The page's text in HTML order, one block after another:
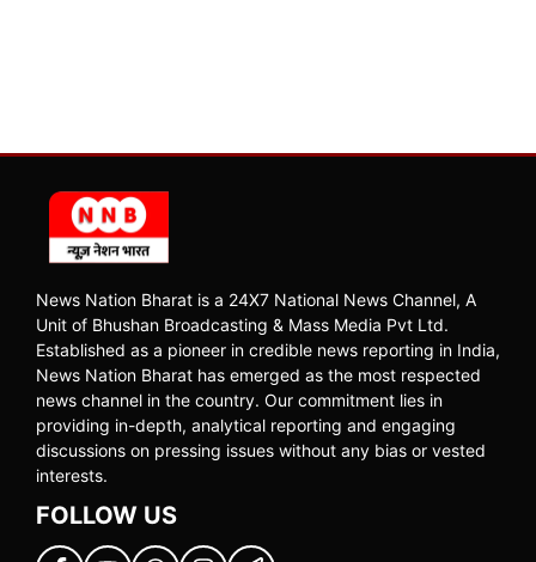
News Nation Bharat is a 24X7 National News Channel, A
Unit of Bhushan Broadcasting & Mass Media Pvt Ltd.
Established as a pioneer in credible news reporting in India,
News Nation Bharat has emerged as the most respected
news channel in the country. Our commitment lies in
providing in-depth, analytical reporting and engaging
discussions on pressing issues without any bias or vested
interests.
FOLLOW US